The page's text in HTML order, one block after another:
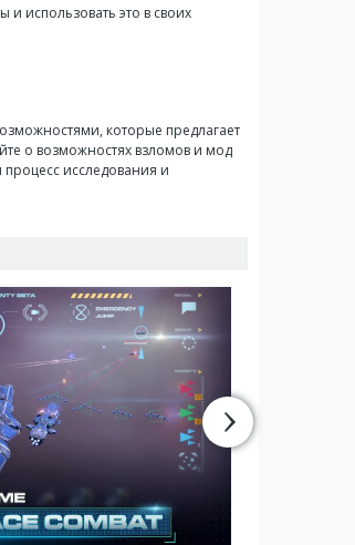
и использовать это в своих
которые предлагает
о возможностях взломов и мод
исследования и